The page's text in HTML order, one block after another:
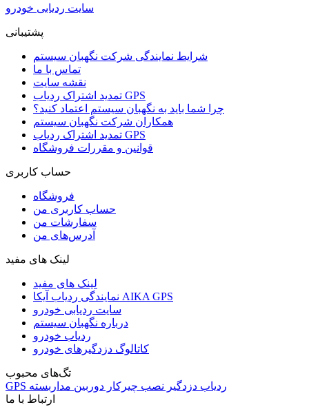
سایت ردیابی خودرو
پشتیبانی
شرایط نمایندگی شرکت نگهبان سیستم
تماس با ما
نقشه سایت
تمدید اشتراک ردیاب GPS
چرا شما باید به نگهبان سیستم اعتماد کنید؟
همکاران شرکت نگهبان سیستم
تمدید اشتراک ردیاب GPS
قوانین و مقررات فروشگاه
حساب کاربری
فروشگاه
حساب کاربری من
سفارشات من
آدرس‌های من
لینک های مفید
لینک های مفید
نمایندگی ردیاب آیکا AIKA GPS
سایت ردیابی خودرو
درباره نگهبان سیستم
ردیاب خودرو
کاتالوگ دزدگیرهای خودرو
تگ‌های محبوب
GPS
ردیاب دزدگیر نصب چیرکار دوربین مداربسته
ارتباط با ما